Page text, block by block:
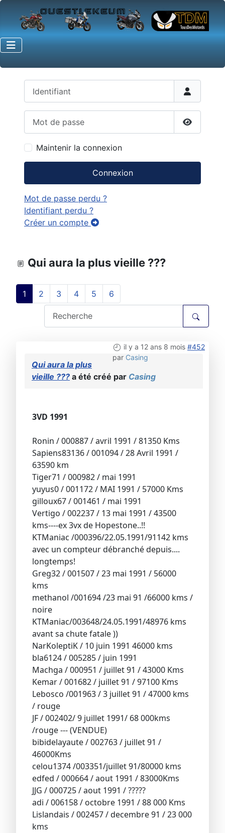
Afficher
Maintenir la connexion
Connexion
Mot de passe perdu ?
Identifiant perdu ?
Créer un compte
Qui aura la plus vieille ???
1 2 3 4 5 6
il y a 12 ans 8 mois #452
par Casing
Qui aura la plus
vieille ??? a été créé par Casing
3VD 1991
Ronin / 000887 / avril 1991 / 81350 Kms
Sapiens83136 / 001094 / 28 Avril 1991 /
63590 km
Tiger71 / 000982 / mai 1991
yuyus0 / 001172 / MAI 1991 / 57000 Kms
gilloux67 / 001461 / mai 1991
Vertigo / 002237 / 13 mai 1991 / 43500
kms----ex 3vx de Hopestone..!!
KTManiac /000396/22.05.1991/91142 kms
avec un compteur débranché depuis....
longtemps!
Greg32 / 001507 / 23 mai 1991 / 56000
kms
methanol /001694 /23 mai 91 /66000 kms /
noire
KTManiac/003648/24.05.1991/48976 kms
avant sa chute fatale ))
NarKoleptiK / 10 juin 1991 46000 kms
bla6124 / 005285 / juin 1991
Machga / 000951 / juillet 91 / 43000 Kms
Kemar / 001682 / juillet 91 / 97100 Kms
Lebosco /001963 / 3 juillet 91 / 47000 kms
/ rouge
JF / 002402/ 9 juillet 1991/ 68 000kms
/rouge --- (VENDUE)
bibidelayaute / 002763 / juillet 91 /
46000Kms
celou1374 /003351/juillet 91/80000 kms
edfed / 000664 / aout 1991 / 83000Kms
JJG / 000725 / aout 1991 / ?????
adi / 006158 / octobre 1991 / 88 000 Kms
Lislandais / 002457 / decembre 91 / 23 000
kms